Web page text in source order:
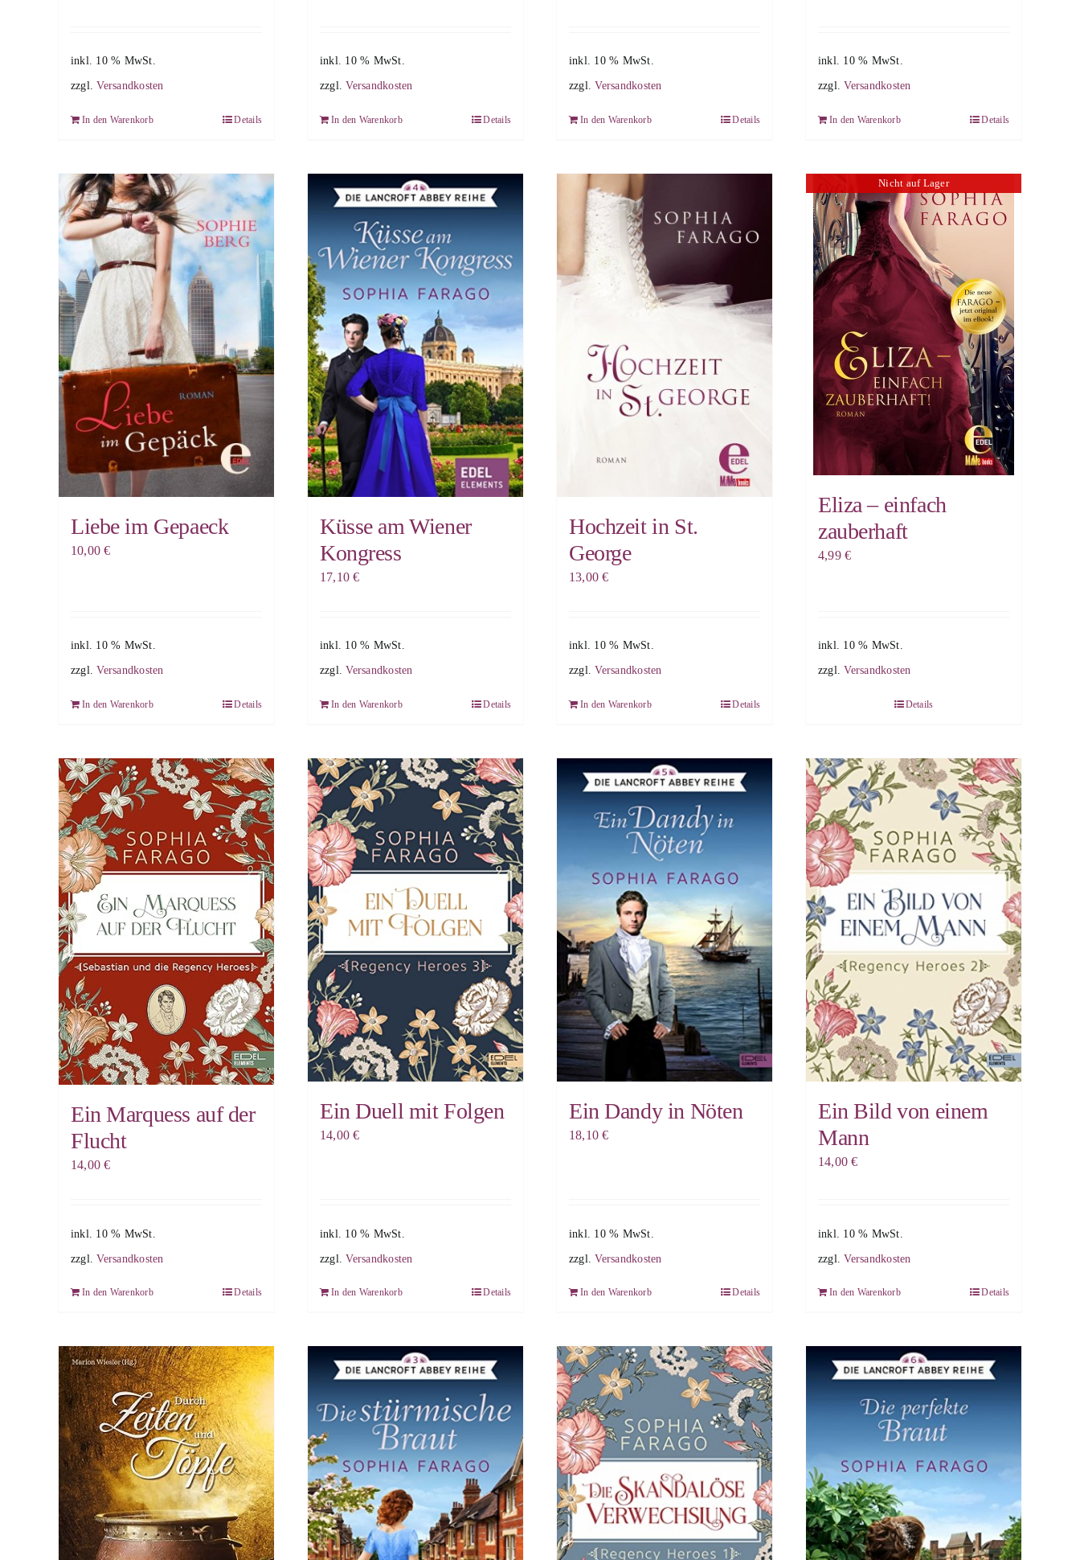
inkl. 10 % MwSt.
zzgl.Versandkosten
In den Warenkorb Details
inkl. 10 % MwSt.
zzgl.Versandkosten
In den Warenkorb Details
inkl. 10 % MwSt.
zzgl.Versandkosten
In den Warenkorb Details
inkl. 10 % MwSt.
zzgl.Versandkosten
In den Warenkorb Details
Liebe im Gepaeck
10,00€
inkl. 10 % MwSt.
zzgl.Versandkosten
In den Warenkorb Details
Küsse am Wiener
Kongress
17,10€
inkl. 10 % MwSt.
zzgl.Versandkosten
In den Warenkorb Details
Hochzeit in St.
George
13,00€
inkl. 10 % MwSt.
zzgl.Versandkosten
In den Warenkorb Details
Nicht auf Lager
Eliza – einfach
zauberhaft
4,99€
inkl. 10 % MwSt.
zzgl.Versandkosten
Details
Ein Marquess auf der
Flucht
14,00€
inkl. 10 % MwSt.
zzgl.Versandkosten
In den Warenkorb Details
Ein Duell mit Folgen
14,00€
inkl. 10 % MwSt.
zzgl.Versandkosten
In den Warenkorb Details
Ein Dandy in Nöten
18,10€
inkl. 10 % MwSt.
zzgl.Versandkosten
In den Warenkorb Details
Ein Bild von einem
Mann
14,00€
inkl. 10 % MwSt.
zzgl.Versandkosten
In den Warenkorb Details